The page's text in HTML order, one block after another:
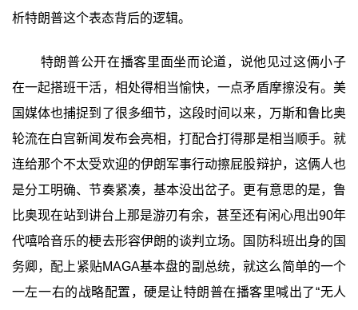
析特朗普这个表态背后的逻辑。
特朗普公开在播客里面坐而论道，说他见过这俩小子
在一起搭班干活，相处得相当愉快，一点矛盾摩擦没有。美
国媒体也捕捉到了很多细节，这段时间以来，万斯和鲁比奥
轮流在白宫新闻发布会亮相，打配合打得那是相当顺手。就
连给那个不太受欢迎的伊朗军事行动擦屁股辩护，这俩人也
是分工明确、节奏紧凑，基本没出岔子。更有意思的是，鲁
比奥现在站到讲台上那是游刃有余，甚至还有闲心甩出90年
代嘻哈音乐的梗去形容伊朗的谈判立场。国防科班出身的国
务卿，配上紧贴MAGA基本盘的副总统，就这么简单的一个
一左一右的战略配置，硬是让特朗普在播客里喊出了“无人